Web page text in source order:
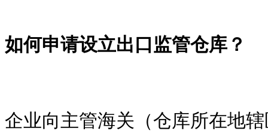
如何申请设立出口监管仓库？
企业向主管海关（仓库所在地